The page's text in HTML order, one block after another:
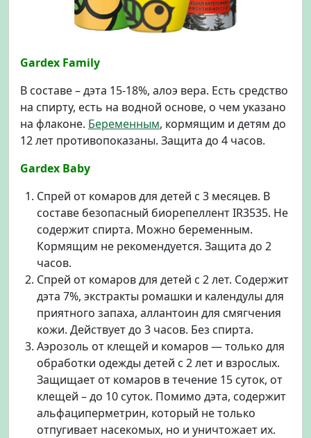
Gardex Family
В составе – дэта 15-18%, алоэ вера. Есть средство
на спирту, есть на водной основе, о чем указано
на флаконе. Беременным, кормящим и детям до
12 лет противопоказаны. Защита до 4 часов.
Gardex Baby
Спрей от комаров для детей с 3 месяцев. В
составе безопасный биорепеллент IR3535. Не
содержит спирта. Можно беременным.
Кормящим не рекомендуется. Защита до 2
часов.
Спрей от комаров для детей с 2 лет. Содержит
дэта 7%, экстракты ромашки и календулы для
приятного запаха, аллантоин для смягчения
кожи. Действует до 3 часов. Без спирта.
Аэрозоль от клещей и комаров — только для
обработки одежды детей с 2 лет и взрослых.
Защищает от комаров в течение 15 суток, от
клещей – до 10 суток. Помимо дэта, содержит
альфациперметрин, который не только
отпугивает насекомых, но и уничтожает их.